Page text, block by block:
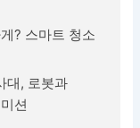
? 스마트 청소
대, 로봇과
션